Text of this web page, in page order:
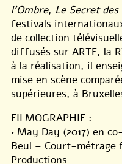
l’Ombre, Le Secret des
festivals
de collection
diffusés sur ARTE, la
à la réalisation, il
mise en scène
supérieures, à
FILMOGRAPHIE :
• May Day (2017) en
Beul – Court-
Productions